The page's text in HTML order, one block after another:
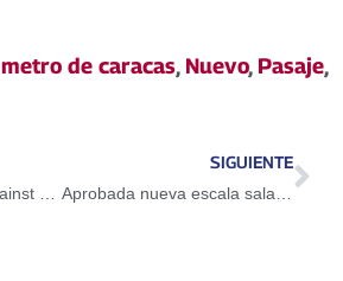
metro de caracas, Nuevo, Pasaje,
SIGUIENTE